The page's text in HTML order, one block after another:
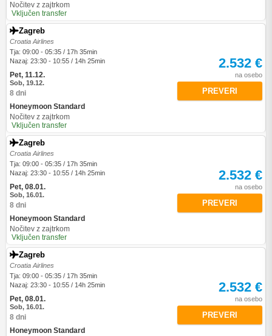
Nočitev z zajtrkom
Vključen transfer
Zagreb
Croatia Airlines
Tja: 09:00 - 05:35 / 17h 35min
Nazaj: 23:30 - 10:55 / 14h 25min
Pet, 11.12.
Sob, 19.12.
8 dni
Honeymoon Standard
Nočitev z zajtrkom
Vključen transfer
2.532 €
na osebo
PREVERI
Zagreb
Croatia Airlines
Tja: 09:00 - 05:35 / 17h 35min
Nazaj: 23:30 - 10:55 / 14h 25min
Pet, 08.01.
Sob, 16.01.
8 dni
Honeymoon Standard
Nočitev z zajtrkom
Vključen transfer
2.532 €
na osebo
PREVERI
Zagreb
Croatia Airlines
Tja: 09:00 - 05:35 / 17h 35min
Nazaj: 23:30 - 10:55 / 14h 25min
Pet, 08.01.
Sob, 16.01.
8 dni
Honeymoon Standard
2.532 €
na osebo
PREVERI